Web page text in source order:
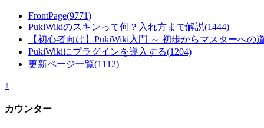
FrontPage(9771)
PukiWikiのスキンって何？入れ方まで解説(1444)
【初心者向け】PukiWiki入門 ～ 初歩からマスターへの
PukiWikiにプラグインを導入する(1204)
更新ページ一覧(1112)
↑
カウンター